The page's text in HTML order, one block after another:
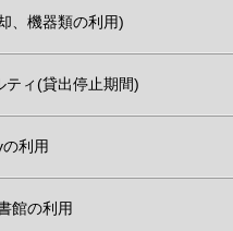
、機器類の利用)
ティ(貸出停止期間)
利用
館の利用